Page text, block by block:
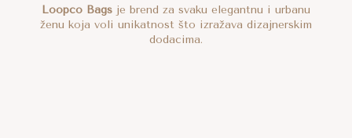
Loopco Bagsje brend za svaku elegantnu i urbanu
ženu koja voli unikatnost što izražava dizajnerskim
dodacima.